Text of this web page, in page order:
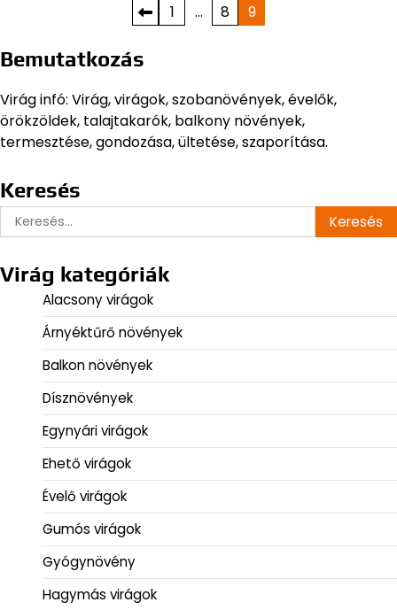
lapozása
1 … 8 9
Bemutatkozás
Virág infó: Virág, virágok, szobanövények, évelők,
örökzöldek, talajtakarók, balkony növények,
termesztése, gondozása, ültetése, szaporítása.
Keresés
Keresés:
Virág kategóriák
Alacsony virágok
Árnyéktűrő növények
Balkon növények
Dísznövények
Egynyári virágok
Ehető virágok
Évelő virágok
Gumós virágok
Gyógynövény
Hagymás virágok